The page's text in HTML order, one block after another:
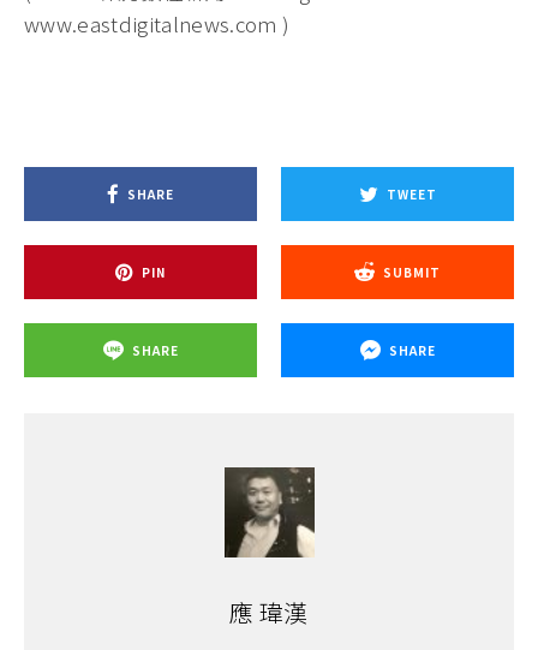
www.eastdigitalnews.com )
SHARE TWEET
PIN SUBMIT
SHARE SHARE
應 瑋漢